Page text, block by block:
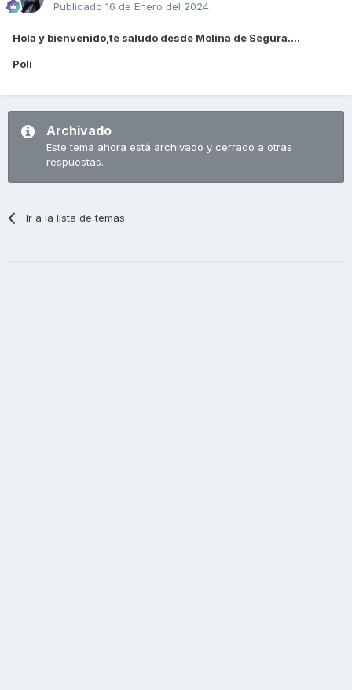
Publicado 16 de Enero del 2024
Hola y bienvenido,te saludo desde Molina de Segura....
Poli
Archivado
Este tema ahora está archivado y cerrado a otras
respuestas.
Ir a la lista de temas